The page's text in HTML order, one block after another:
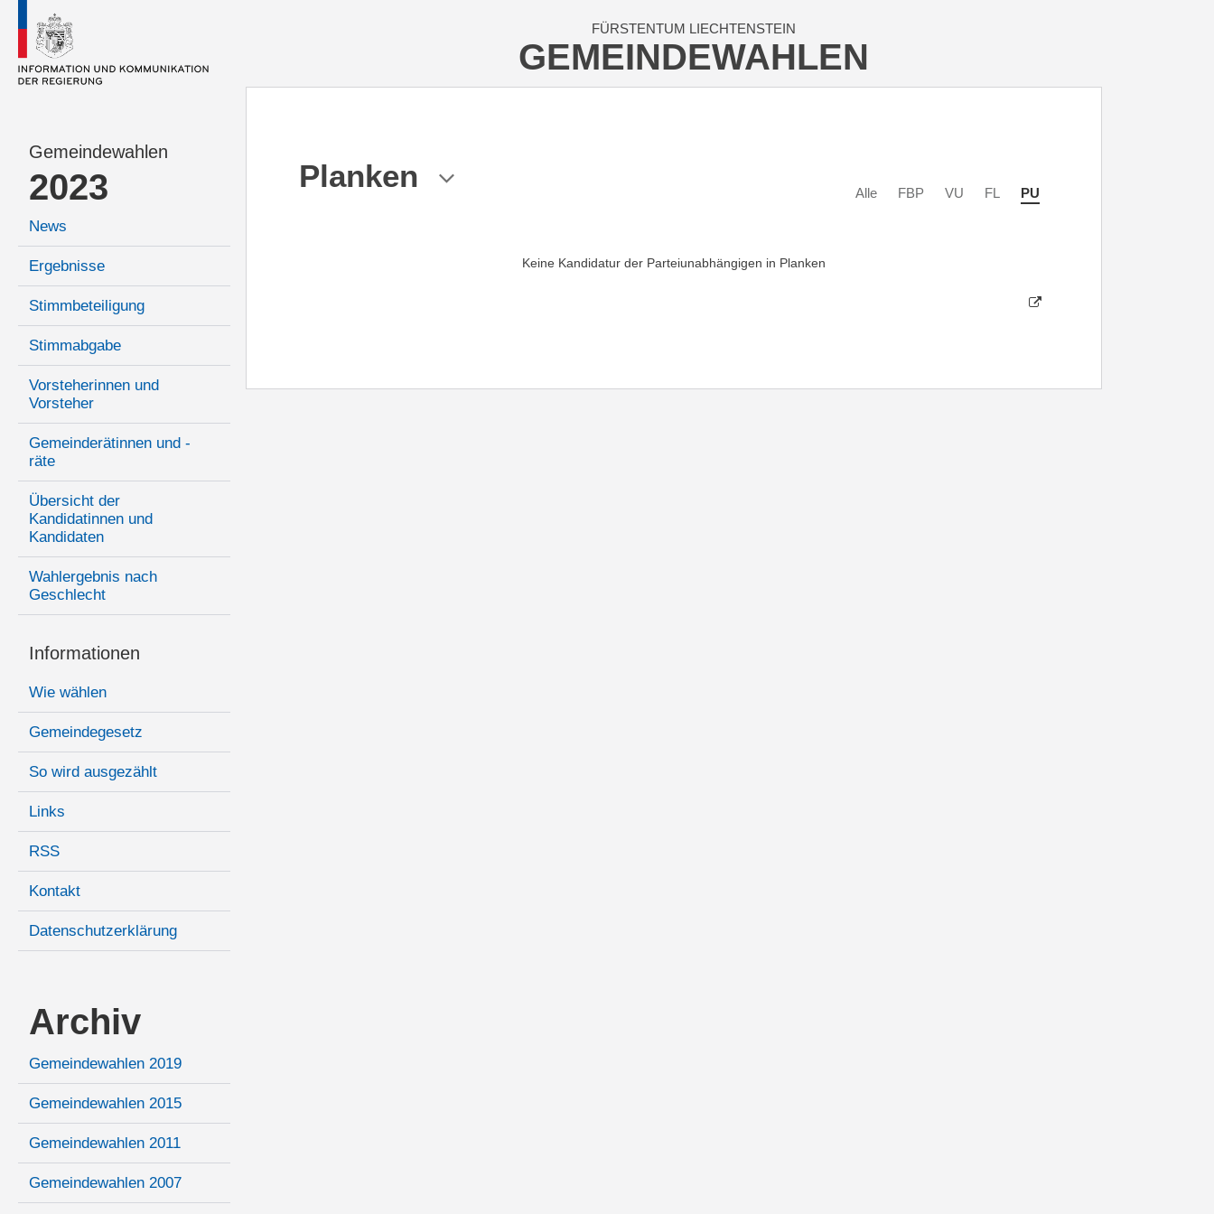
FÜRSTENTUM LIECHTENSTEIN
GEMEINDEWAHLEN
Gemeindewahlen
2023
News
Ergebnisse
Stimmbeteiligung
Stimmabgabe
Vorsteherinnen und
Vorsteher
Gemeinderätinnen und -
räte
Übersicht der
Kandidatinnen und
Kandidaten
Wahlergebnis nach
Geschlecht
Informationen
Wie wählen
Gemeindegesetz
So wird ausgezählt
Links
RSS
Kontakt
Datenschutzerklärung
Archiv
Gemeindewahlen 2019
Gemeindewahlen 2015
Gemeindewahlen 2011
Gemeindewahlen 2007
Planken Alle FBP VU FL PU
Keine Kandidatur der Parteiunabhängigen in Planken